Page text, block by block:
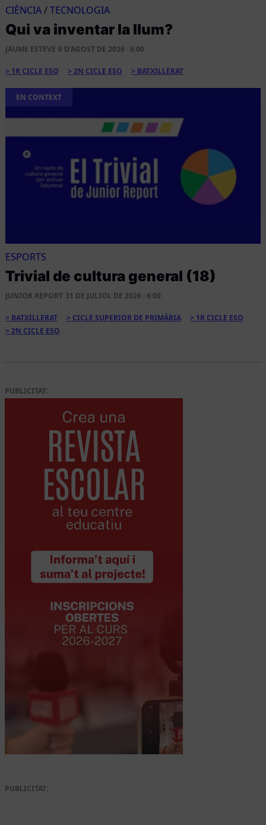
CIÈNCIA/TECNOLOGIA
Qui va inventar la llum?
JAUME ESTEVE 6 D'AGOST DE 2026 · 6:00
1R CICLE ESO 2N CICLE ESO BATXILLERAT
EN CONTEXT
ESPORTS
Trivial de cultura general (18)
JUNIOR REPORT 31 DE JULIOL DE 2026 · 6:00
BATXILLERAT CICLE SUPERIOR DE PRIMÀRIA
1R CICLE ESO
2N CICLE ESO
PUBLICITAT:
PUBLICITAT: